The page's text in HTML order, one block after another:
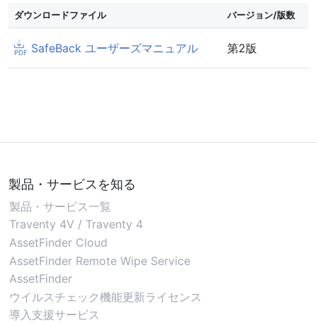
ダウンロードファイル バージョン/版数
SafeBack ユーザーズマニュアル 第2版
製品・サービスを知る
製品・サービス一覧
Traventy 4V / Traventy 4
AssetFinder Cloud
AssetFinder Remote Wipe Service
AssetFinder
ウイルスチェック機能更新ライセンス
導入支援サービス